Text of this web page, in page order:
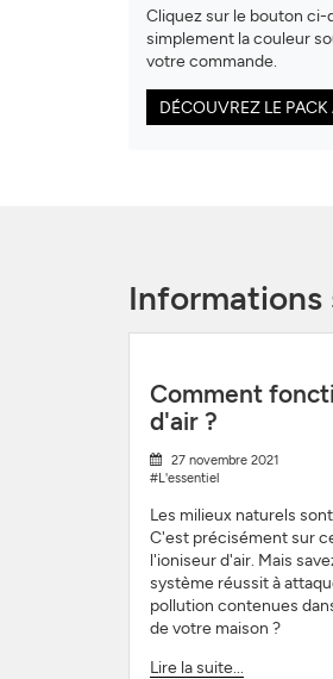
Cliquez sur le bouton ci-
simplement la couleur
votre commande.
DÉCOUVREZ LE PACK
Informations
Comment
d'air ?
27 novembre 2021
#L'essentiel
Les milieux naturels
C'est précisément sur
l'ioniseur d'air. Mais
système réussit à
pollution contenues
de votre maison ?
Lire la suite...